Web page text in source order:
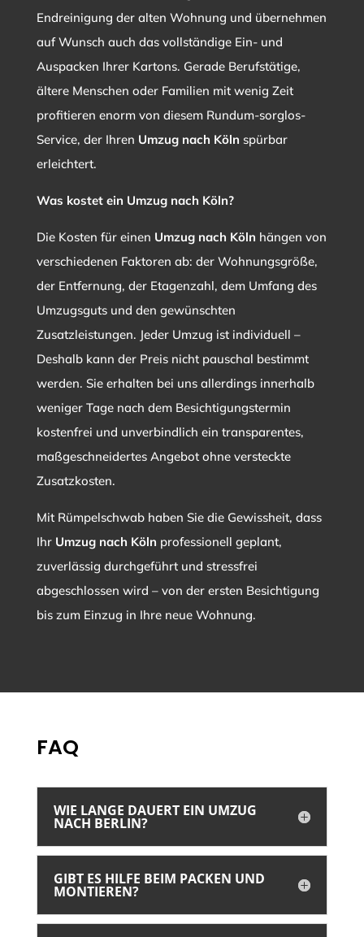
Endreinigung der alten Wohnung und übernehmen
auf Wunsch auch das vollständige Ein- und
Auspacken Ihrer Kartons. Gerade Berufstätige,
ältere Menschen oder Familien mit wenig Zeit
profitieren enorm von diesem Rundum-sorglos-
Service, der Ihren Umzug nach Köln spürbar
erleichtert.
Was kostet ein Umzug nach Köln?
Die Kosten für einen Umzug nach Köln hängen von
verschiedenen Faktoren ab: der Wohnungsgröße,
der Entfernung, der Etagenzahl, dem Umfang des
Umzugsguts und den gewünschten
Zusatzleistungen. Jeder Umzug ist individuell –
Deshalb kann der Preis nicht pauschal bestimmt
werden. Sie erhalten bei uns allerdings innerhalb
weniger Tage nach dem Besichtigungstermin
kostenfrei und unverbindlich ein transparentes,
maßgeschneidertes Angebot ohne versteckte
Zusatzkosten.
Mit Rümpelschwab haben Sie die Gewissheit, dass
Ihr Umzug nach Köln professionell geplant,
zuverlässig durchgeführt und stressfrei
abgeschlossen wird – von der ersten Besichtigung
bis zum Einzug in Ihre neue Wohnung.
FAQ
WIE LANGE DAUERT EIN UMZUG
NACH BERLIN?
GIBT ES HILFE BEIM PACKEN UND
MONTIEREN?